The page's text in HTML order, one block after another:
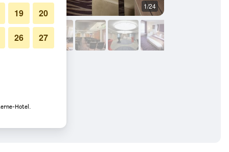
1/24
19 20
26 27
Hotel.